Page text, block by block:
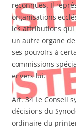
reconnues. Il
organisations
les attributions qui
un autre organe
ses pouvoirs à
commissions
envers lui.
Art. 34 Le Conseil
décisions du
ordinaire du